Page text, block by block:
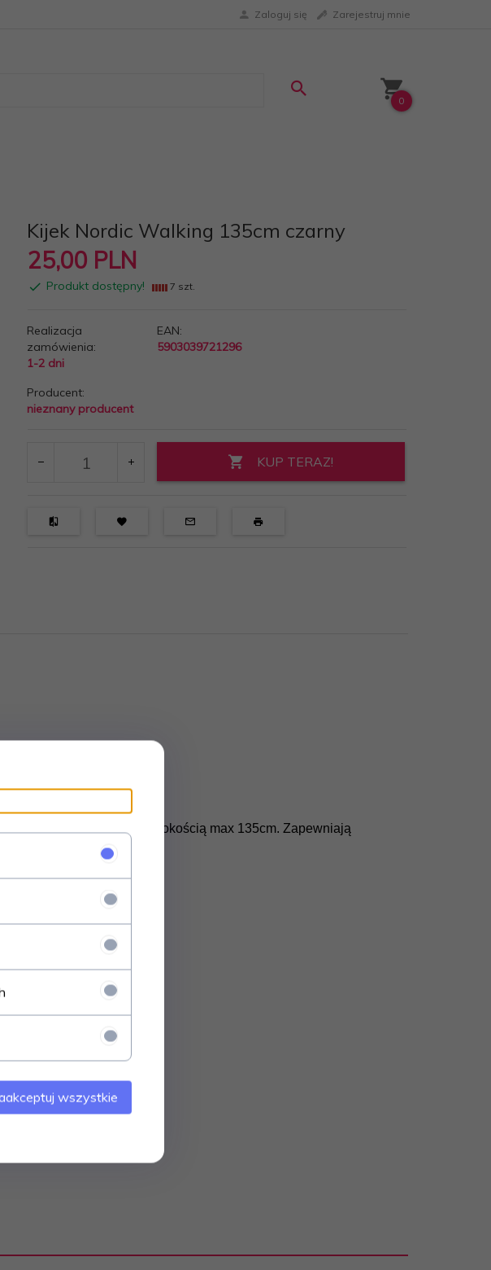
Zaloguj się Zarejestruj mnie
0
Kijek Nordic Walking 135cm czarny
25,00 PLN
Produkt dostępny! 7 szt.
Realizacja
zamówienia:
1-2 dni
EAN:
5903039721296
Producent:
nieznany producent
KUP TERAZ!
oraz regulowaną wysokością max 135cm. Zapewniają
wszystkie